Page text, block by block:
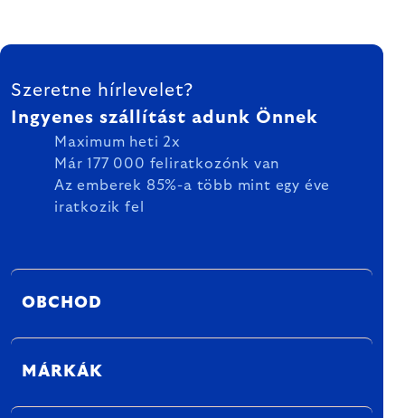
LÁBLÉC
Szeretne hírlevelet?
Ingyenes szállítást adunk Önnek
Maximum heti 2x
Már 177 000 feliratkozónk van
Az emberek 85%-a több mint egy éve
iratkozik fel
OBCHOD
MÁRKÁK